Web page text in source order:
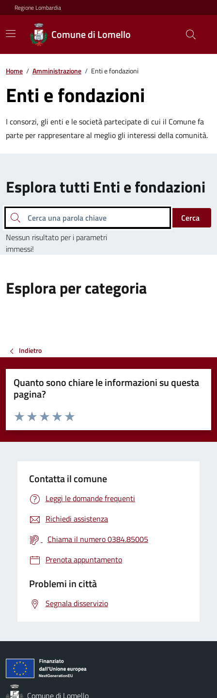
Regione Lombardia
Comune di Lomello
Home / Amministrazione / Enti e fondazioni
Enti e fondazioni
I consorzi, gli enti e le società partecipate di cui il Comune fa
parte per rappresentare al meglio gli interessi della comunità.
Esplora tutti Enti e fondazioni
Cerca una parola chiave
Cerca
Nessun risultato per i parametri
immessi!
Esplora per categoria
Indietro
Quanto sono chiare le informazioni su questa
pagina?
Valuta da 1 a 5 stelle la pagina
Valuta 5 stelle su 5
Valuta 4 stelle su 5
Valuta 3 stelle su 5
Valuta 2 stelle su 5
Valuta 1 stelle su 5
Contatta il comune
Leggi le domande frequenti
Richiedi assistenza
Chiama il numero 0384.85005
Prenota appuntamento
Problemi in città
Segnala disservizio
Comune di Lomello